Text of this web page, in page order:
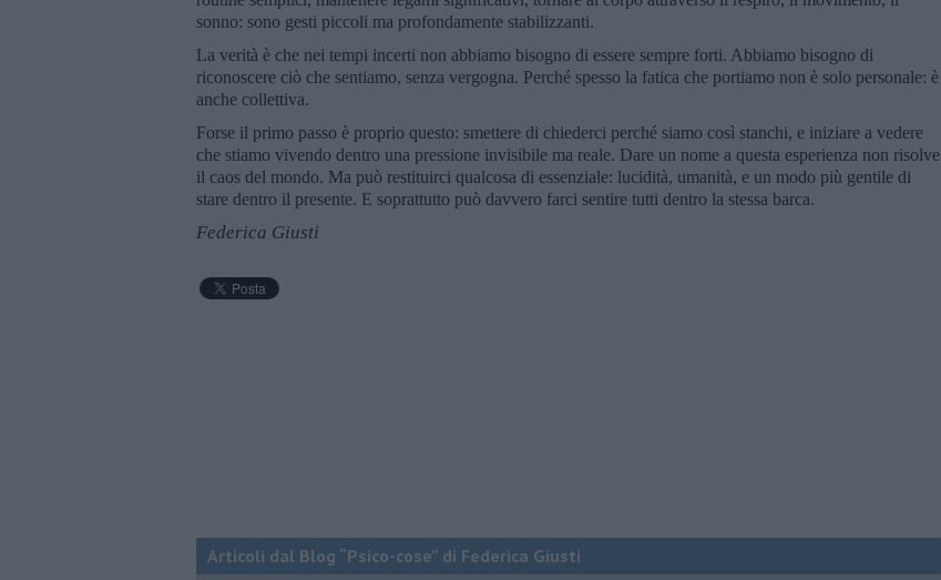
sonno: sono gesti piccoli ma profondamente stabilizzanti.
La verità è che nei tempi incerti non abbiamo bisogno di essere sempre forti. Abbiamo bisogno di
riconoscere ciò che sentiamo, senza vergogna. Perché spesso la fatica che portiamo non è solo personale: è
anche collettiva.
Forse il primo passo è proprio questo: smettere di chiederci perché siamo così stanchi, e iniziare a vedere
che stiamo vivendo dentro una pressione invisibile ma reale. Dare un nome a questa esperienza non risolve
il caos del mondo. Ma può restituirci qualcosa di essenziale: lucidità, umanità, e un modo più gentile di
stare dentro il presente. E soprattutto può davvero farci sentire tutti dentro la stessa barca.
Federica Giusti
Articoli dal Blog “Psico-cose” di Federica Giusti